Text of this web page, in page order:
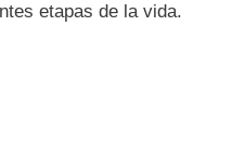
etapas de la vida.